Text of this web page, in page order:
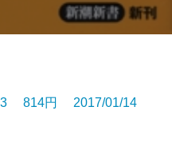
3 814円 2017/01/14